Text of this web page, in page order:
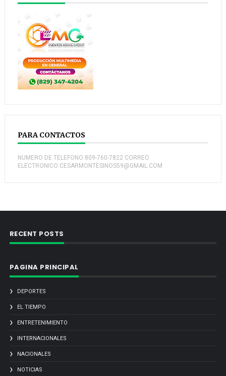
PARA CONTACTOS
NUMERO DE TELEFONO:809-760-7822 CORREO
ELECTRONICO:CESARMONTESINOS59@GMAIL.COM
RECENT POSTS
PAGINA PRINCIPAL
DEPORTES
EL TIEMPO
ENTRETENIMIENTO
INTERNACIONALES
NACIONALES
NOTICIAS